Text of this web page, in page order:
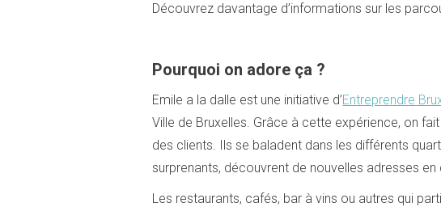
Découvrez davantage d’informations sur les
Pourquoi on adore ça ?
Emile a la dalle est une initiative d’Entreprendre
Ville de Bruxelles. Grâce à cette expérience, on
des clients. Ils se baladent dans les différents
surprenants, découvrent de nouvelles adresses en
Les restaurants, cafés, bar à vins ou autres qui